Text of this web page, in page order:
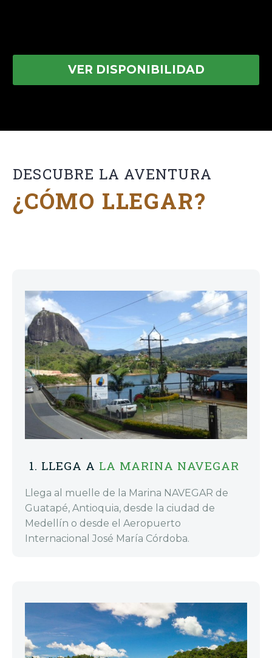
VER DISPONIBILIDAD
DESCUBRE LA AVENTURA
¿CÓMO LLEGAR?
1. LLEGA A LA MARINA NAVEGAR
Llega al muelle de la Marina NAVEGAR de
Guatapé, Antioquia, desde la ciudad de
Medellín o desde el Aeropuerto
Internacional José María Córdoba.